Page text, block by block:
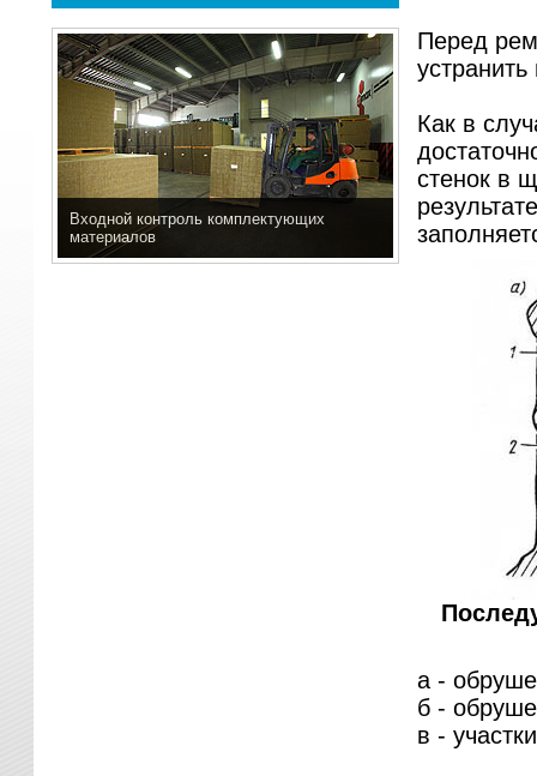
Входной контроль комплектующих
материалов
Перед
Как в
стенок в
а -
б -
в -